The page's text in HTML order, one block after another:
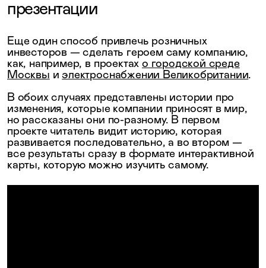
презентации
Еще один способ привлечь розничных
инвесторов — сделать героем саму компанию,
как, например, в проектах о городской среде
Москвы иэлектроснабжении Великобритании.
В обоих случаях представлены истории про
изменения, которые компании приносят в мир,
но рассказаны они по-разному. В первом
проекте читатель видит историю, которая
развивается последовательно, а во втором —
все результаты сразу в формате интерактивной
карты, которую можно изучить самому.